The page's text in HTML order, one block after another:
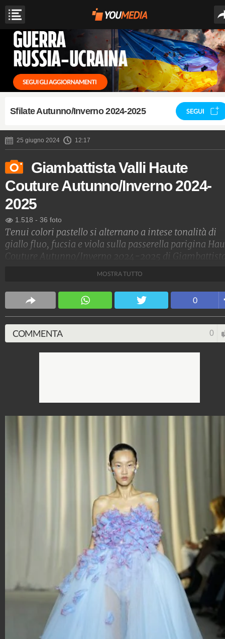
Sfilate Autunno/Inverno 2024-2025 SEGUI
25 giugno 2024 12:17
Giambattista Valli Haute
Couture Autunno/Inverno 2024-
2025
1.518 - 36 foto
Tenui colori pastello si alternano a intese tonalità di
giallo fluo, fucsia e viola sulla passerella parigina
Couture Autunno/Inverno 2024-2025 di
ricoperti di ruche.
1.515.162.362-1.957 video-138.074 foto
MOSTRA TUTTO
0
COMMENTA 0